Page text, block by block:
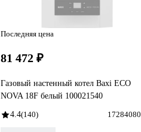
Последняя цена
81 472 ₽
Газовый настенный котел Baxi ECO
NOVA 18F белый 100021540
4.4(140) 17284080